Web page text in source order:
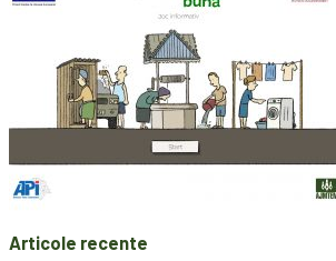
Articole recente